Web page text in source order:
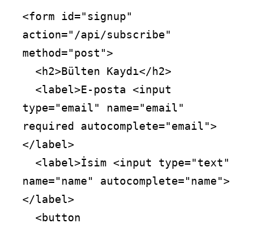
<form id="signup"
action="/api/subscribe"
method="post">
type="email" name="email"
required autocomplete="email">
</label>
name="name" autocomplete="name">
</label>